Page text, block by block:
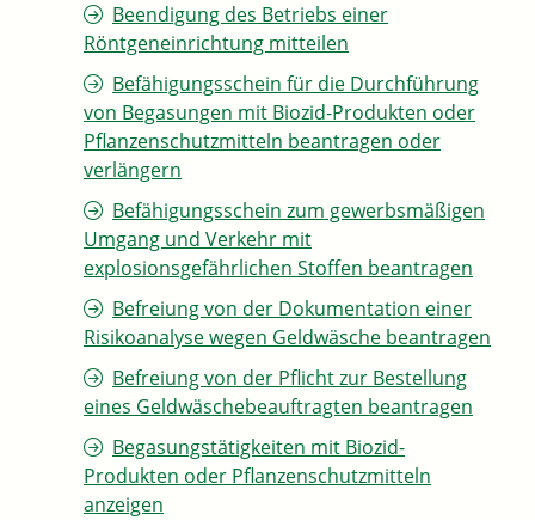
Beendigung des Betriebs einer
Röntgeneinrichtung mitteilen
Befähigungsschein für die Durchführung
von Begasungen mit Biozid-Produkten oder
Pflanzenschutzmitteln beantragen oder
verlängern
Befähigungsschein zum gewerbsmäßigen
Umgang und Verkehr mit
explosionsgefährlichen Stoffen beantragen
Befreiung von der Dokumentation einer
Risikoanalyse wegen Geldwäsche beantragen
Befreiung von der Pflicht zur Bestellung
eines Geldwäschebeauftragten beantragen
Begasungstätigkeiten mit Biozid-
Produkten oder Pflanzenschutzmitteln
anzeigen